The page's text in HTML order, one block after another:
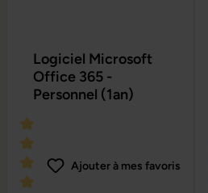
Logiciel Microsoft
Office 365 -
Personnel (1an)
Ajouter à mes favoris